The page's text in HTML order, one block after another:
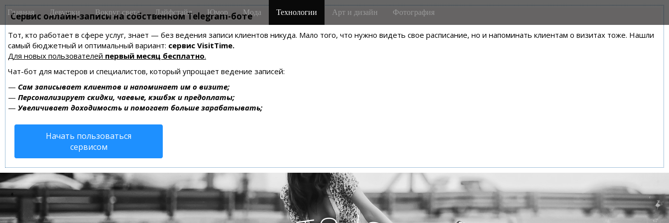
Сервис онлайн-записи на собственном Telegram-боте
Тот, кто работает в сфере услуг, знает — без ведения записи клиентов никуда. Мало того, что нужно видеть свое расписание, но и напоминать клиентам о визитах тоже. Нашли
самый бюджетный и оптимальный вариант: сервис VisitTime.
Для новых пользователей первый месяц бесплатно.
Чат-бот для мастеров и специалистов, который упрощает ведение записей:
— Сам записывает клиентов и напоминает им о визите;
— Персонализирует скидки, чаевые, кэшбэк и предоплаты;
— Увеличивает доходимость и помогает больше зарабатывать;
Начать пользоваться
сервисом
M
a
n
m
e
n
u
i
Главная Девушки Вокруг света Лайфстайл Юмор Мода Технологии Арт и дизайн Фотография